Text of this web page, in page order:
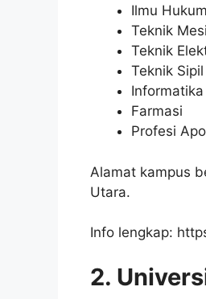
Ilmu Hukum
Teknik
Teknik
Teknik Sipil
Informatika
Farmasi
Profesi
Alamat kampus
Utara.
Info lengkap:
2.